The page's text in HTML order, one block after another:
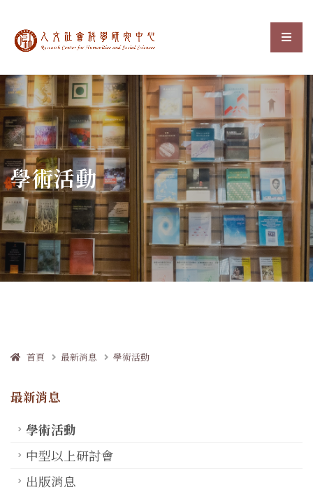
中央研究院人文社會科選
:::
學術活動
首頁 最新消息 學術活動
最新消息
學術活動
中型以上研討會
出版消息